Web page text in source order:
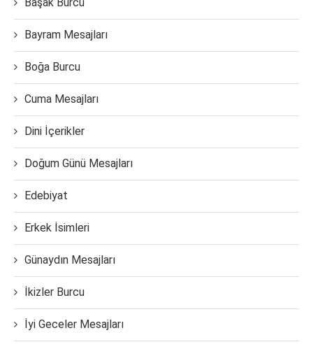
Bayram Mesajları
Boğa Burcu
Cuma Mesajları
Dini İçerikler
Doğum Günü Mesajları
Edebiyat
Erkek İsimleri
Günaydın Mesajları
İkizler Burcu
İyi Geceler Mesajları